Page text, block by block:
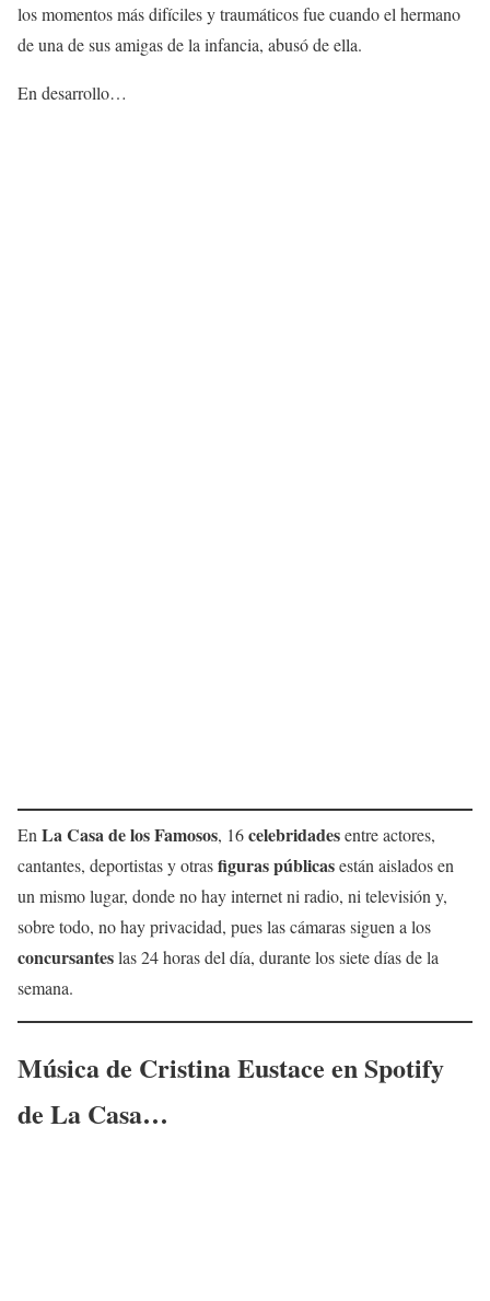
los momentos más difíciles y traumáticos fue cuando el hermano
de una de sus amigas de la infancia, abusó de ella.
En desarrollo…
En La Casa de los Famosos, 16celebridadesentre actores,
cantantes, deportistas y otrasfiguras públicasestán aislados en
un mismo lugar, donde no hay internet ni radio, ni televisión y,
sobre todo, no hay privacidad, pues las cámaras siguen a los
concursanteslas 24 horas del día, durante los siete días de la
semana.
Música de Cristina Eustace en Spotify
de La Casa…